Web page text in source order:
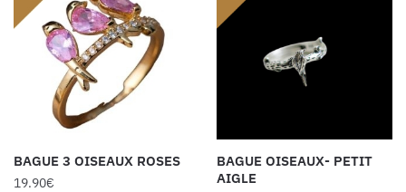
BAGUE 3 OISEAUX ROSES
19.90€
BAGUE OISEAUX- PETIT
AIGLE